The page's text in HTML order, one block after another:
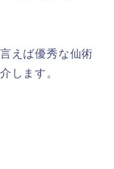
えば優秀な仙術
します。